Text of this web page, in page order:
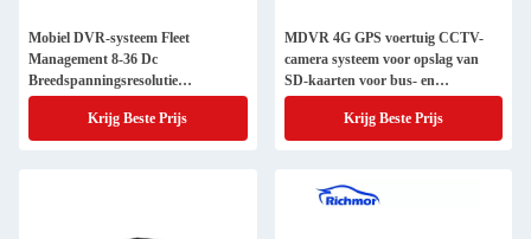
Mobiel DVR-systeem Fleet
Management 8-36 Dc
Breedspanningsresolutie
720P/D1/HD1/CIF
Krijg Beste Prijs
MDVR 4G GPS voertuig CCTV-
camera systeem voor opslag van
SD-kaarten voor bus- en
vrachtwagen
Krijg Beste Prijs